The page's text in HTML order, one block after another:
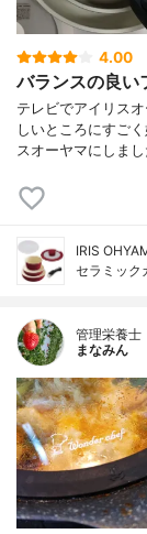
4.00
バランスの良
テレビでアイリス
しいところにすご
スオーヤマにしま
IRIS
セラミック
管理栄養士
まなみん